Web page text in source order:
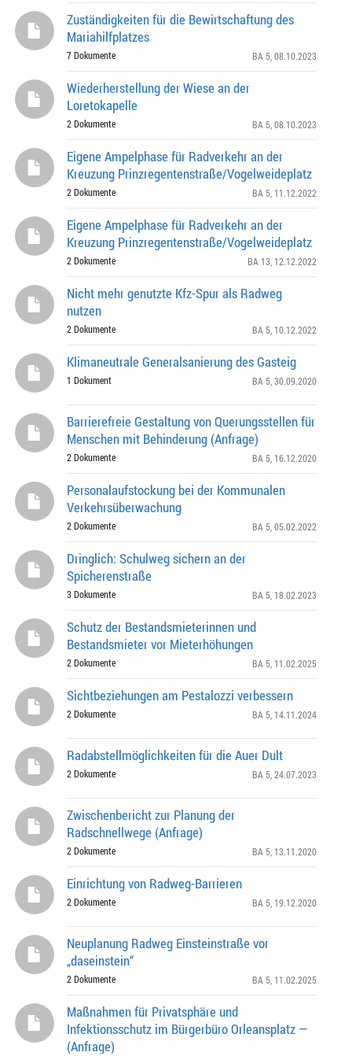
Zuständigkeiten für die Bewirtschaftung des
Mariahilfplatzes
7 Dokumente BA 5 , 08.10.2023
Wiederherstellung der Wiese an der
Loretokapelle
2 Dokumente BA 5 , 08.10.2023
Eigene Ampelphase für Radverkehr an der
Kreuzung Prinzregentenstraße/Vogelweideplatz
2 Dokumente BA 5 , 11.12.2022
Eigene Ampelphase für Radverkehr an der
Kreuzung Prinzregentenstraße/Vogelweideplatz
2 Dokumente BA 13 , 12.12.2022
Nicht mehr genutzte Kfz-Spur als Radweg
nutzen
2 Dokumente BA 5 , 10.12.2022
Klimaneutrale Generalsanierung des Gasteig
1 Dokument BA 5 , 30.09.2020
Barrierefreie Gestaltung von Querungsstellen für
Menschen mit Behinderung (Anfrage)
2 Dokumente BA 5 , 16.12.2020
Personalaufstockung bei der Kommunalen
Verkehrsüberwachung
2 Dokumente BA 5 , 05.02.2022
Dringlich: Schulweg sichern an der
Spicherenstraße
3 Dokumente BA 5 , 18.02.2023
Schutz der Bestandsmieterinnen und
Bestandsmieter vor Mieterhöhungen
2 Dokumente BA 5 , 11.02.2025
Sichtbeziehungen am Pestalozzi verbessern
2 Dokumente BA 5 , 14.11.2024
Radabstellmöglichkeiten für die Auer Dult
2 Dokumente BA 5 , 24.07.2023
Zwischenbericht zur Planung der
Radschnellwege (Anfrage)
2 Dokumente BA 5 , 13.11.2020
Einrichtung von Radweg-Barrieren
2 Dokumente BA 5 , 19.12.2020
Neuplanung Radweg Einsteinstraße vor
„daseinstein“
2 Dokumente BA 5 , 11.02.2025
Maßnahmen für Privatsphäre und
Infektionsschutz im Bürgerbüro Orleansplatz —
(Anfrage)